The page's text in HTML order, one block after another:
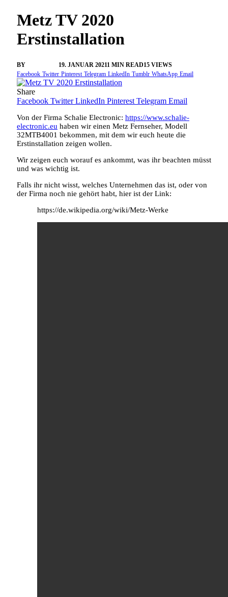
Metz TV 2020
Erstinstallation
BY 19. JANUAR 20211 MIN READ15 VIEWS
Facebook Twitter Pinterest Telegram LinkedIn Tumblr WhatsApp Email
Share
Facebook Twitter LinkedIn Pinterest Telegram Email
Von der Firma Schalie Electronic: https://www.schalie-
electronic.eu haben wir einen Metz Fernseher, Modell
32MTB4001 bekommen, mit dem wir euch heute die
Erstinstallation zeigen wollen.
Wir zeigen euch worauf es ankommt, was ihr beachten müsst
und was wichtig ist.
Falls ihr nicht wisst, welches Unternehmen das ist, oder von
der Firma noch nie gehört habt, hier ist der Link:
https://de.wikipedia.org/wiki/Metz-Werke